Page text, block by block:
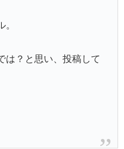
は？と思い、投稿して